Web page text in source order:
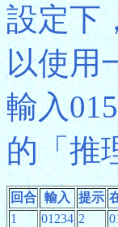
設定下
以使用
輸入
的「推
回合 輸入 提示
1
01234 2